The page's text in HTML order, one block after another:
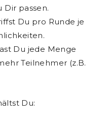
Dir passen.
Du pro Runde je
Du jede Menge
Teilnehmer (z.B.
Du: